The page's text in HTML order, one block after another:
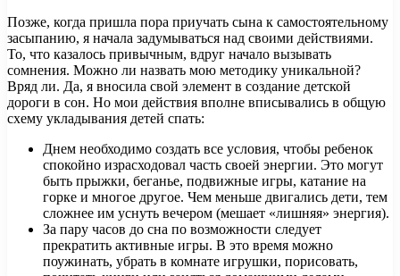
Позже, когда пришла пора приучать сына к самостоятельному
засыпанию, я начала задумываться над своими действиями.
То, что казалось привычным, вдруг начало вызывать
сомнения. Можно ли назвать мою методику уникальной?
Вряд ли. Да, я вносила свой элемент в создание детской
дороги в сон. Но мои действия вполне вписывались в общую
схему укладывания детей спать:
Днем необходимо создать все условия, чтобы ребенок
спокойно израсходовал часть своей энергии. Это могут
быть прыжки, беганье, подвижные игры, катание на
горке и многое другое. Чем меньше двигались дети, тем
сложнее им уснуть вечером (мешает «лишняя» энергия).
За пару часов до сна по возможности следует
прекратить активные игры. В это время можно
поужинать, убрать в комнате игрушки, порисовать,